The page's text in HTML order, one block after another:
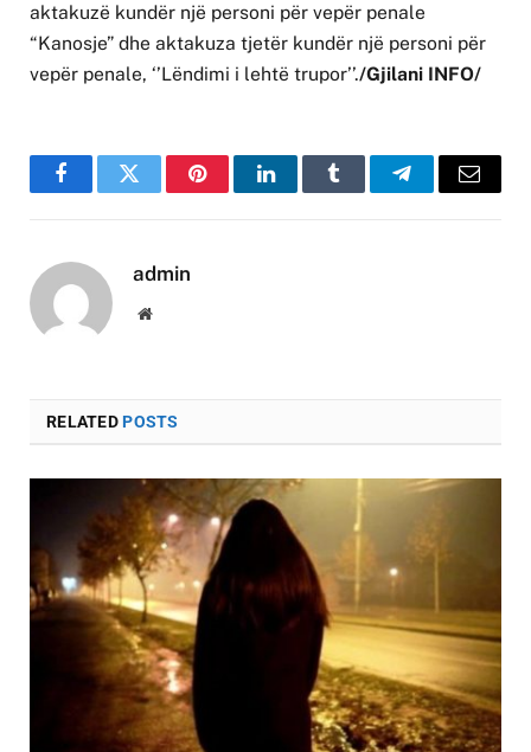
aktakuzë kundër një personi për vepër penale
“Kanosje” dhe aktakuza tjetër kundër një personi për
vepër penale, ‘’Lëndimi i lehtë trupor’’./Gjilani INFO/
FacebookTwitter PinterestLinkedInTumblr TelegramEmail
admin
Website
RELATEDPOSTS